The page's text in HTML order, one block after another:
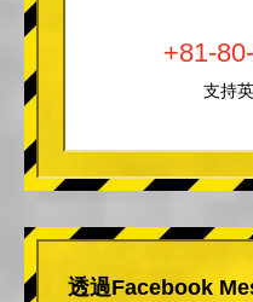
+81-
支持
透過Facebook